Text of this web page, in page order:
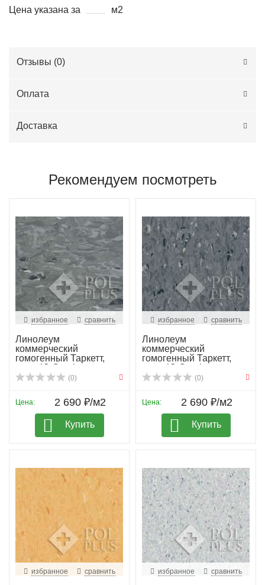
Цена указана за м2
Отзывы (0)
Оплата
Доставка
Рекомендуем посмотреть
избранное сравнить
Линолеум
коммерческий
гомогенный Таркетт,
колл. iQ Granit...
(0)
Цена: 2 690 ₽/м2
Купить
избранное сравнить
Линолеум
коммерческий
гомогенный Таркетт,
колл. iQ Granit...
(0)
Цена: 2 690 ₽/м2
Купить
избранное сравнить избранное сравнить